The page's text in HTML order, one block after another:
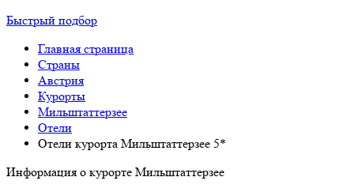
Быстрый подбор
Главная страница
Cтраны
Австрия
Курорты
Мильштаттерзее
Отели
Отели курорта Мильштаттерзее 5*
Информация о курорте Мильштаттерзее